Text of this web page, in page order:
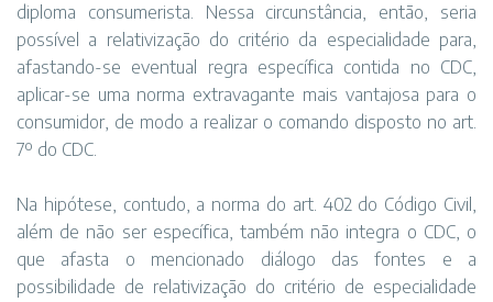
diploma consumerista. Nessa circunstância, então, seria
possível a relativização do critério da especialidade para,
afastando-se eventual regra específica contida no CDC,
aplicar-se uma norma extravagante mais vantajosa para o
consumidor, de modo a realizar o comando disposto no art.
7º do CDC.
Na hipótese, contudo, a norma do art. 402 do Código Civil,
além de não ser específica, também não integra o CDC, o
que afasta o mencionado diálogo das fontes e a
possibilidade de relativização do critério de especialidade